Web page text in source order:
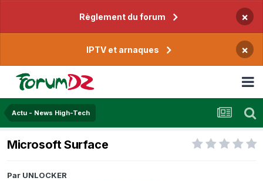
Règlement du forum ×
IPTV et arnaques ×
Actu - News High-Tech
Microsoft Surface
Par UNLOCKER